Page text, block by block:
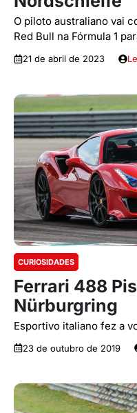
O piloto australiano vai
Red Bull na Fórmula 1
21 de abril de 2023
CURIOSIDADES
Ferrari 488
Nürburgring
Esportivo italiano fez a
23 de outubro de 2019